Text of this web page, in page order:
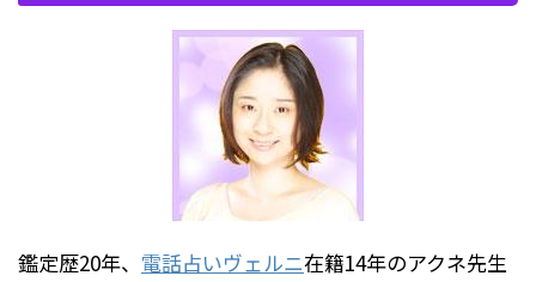
鑑定歴20年、 電話占いヴェルニ在籍14年のアクネ先生